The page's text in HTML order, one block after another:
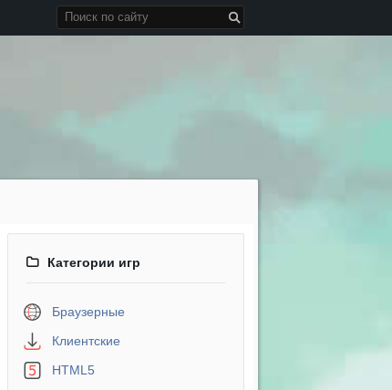
Категории игр
Браузерные
Клиентские
HTML5